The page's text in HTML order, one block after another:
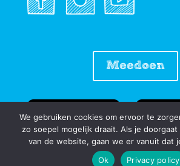
Meedoen
We gebruiken cookies om ervoor te
zo soepel mogelijk draait. Als je
van de website, gaan we er vanuit dat
Ok
Privacy policy